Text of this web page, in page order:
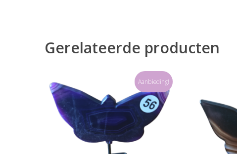
Gerelateerde producten
Aanbieding!